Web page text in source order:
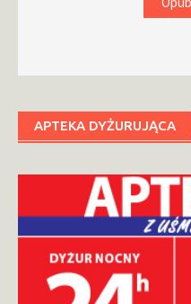
APTEKA DYŻURUJĄCA